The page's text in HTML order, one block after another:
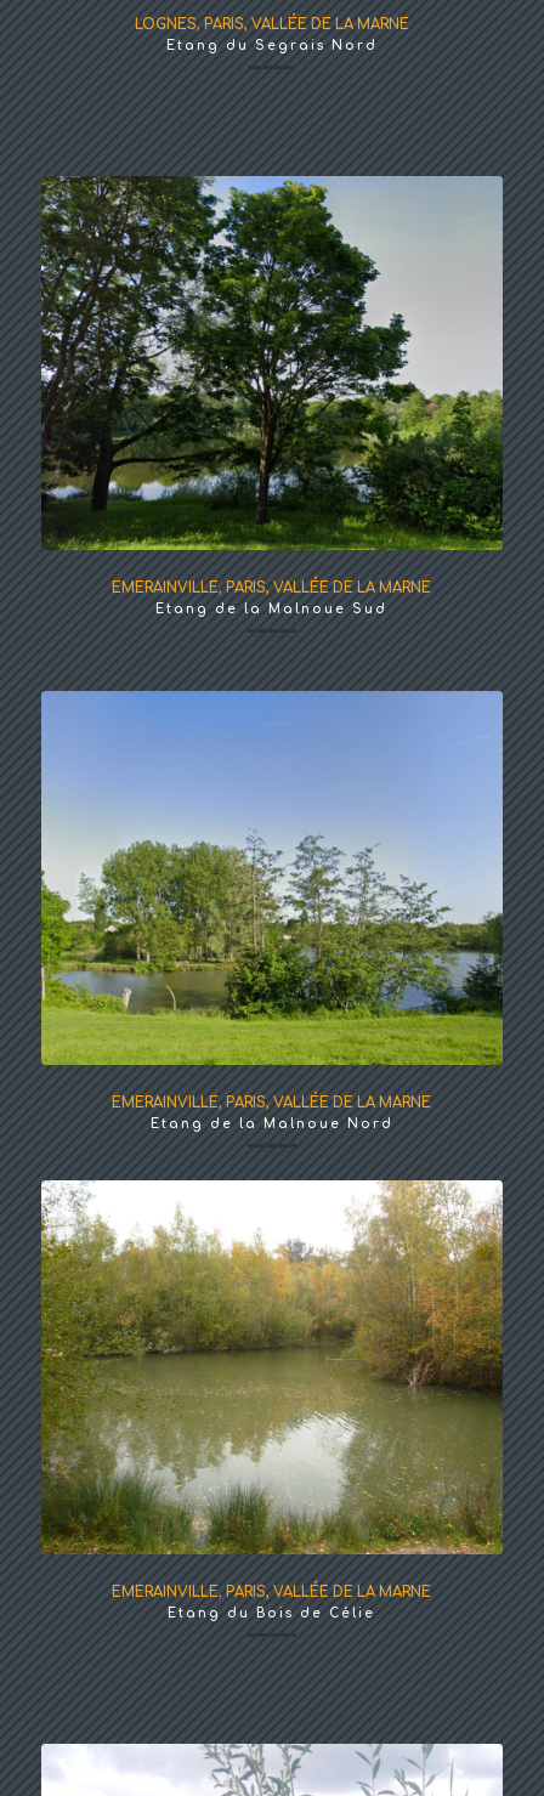
LOGNES, PARIS, VALLÉE DE LA MARNE
Etang du Segrais Nord
EMERAINVILLE, PARIS, VALLÉE DE LA MARNE
Etang de la Malnoue Sud
EMERAINVILLE, PARIS, VALLÉE DE LA MARNE
Etang de la Malnoue Nord
EMERAINVILLE, PARIS, VALLÉE DE LA MARNE
Etang du Bois de Célie